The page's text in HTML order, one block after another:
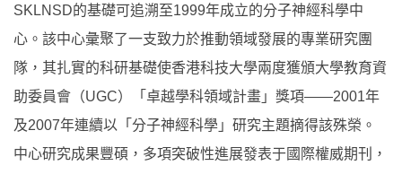
SKLNSD的基礎可追溯至1999年成立的分子神經科學中
心。該中心彙聚了一支致力於推動領域發展的專業研究團
隊，其扎實的科研基礎使香港科技大學兩度獲頒大學教育資
助委員會（UGC）「卓越學科領域計畫」獎項——2001年
及2007年連續以「分子神經科學」研究主題摘得該殊榮。
中心研究成果豐碩，多項突破性進展發表于國際權威期刊，